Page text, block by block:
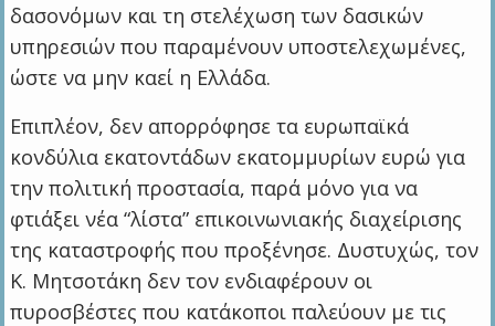
δασονόμων και τη στελέχωση των δασικών
υπηρεσιών που παραμένουν υποστελεχωμένες,
ώστε να μην καεί η Ελλάδα.
Επιπλέον, δεν απορρόφησε τα ευρωπαϊκά
κονδύλια εκατοντάδων εκατομμυρίων ευρώ για
την πολιτική προστασία, παρά μόνο για να
φτιάξει νέα “λίστα” επικοινωνιακής διαχείρισης
της καταστροφής που προξένησε. Δυστυχώς, τον
Κ. Μητσοτάκη δεν τον ενδιαφέρουν οι
πυροσβέστες που κατάκοποι παλεύουν με τις